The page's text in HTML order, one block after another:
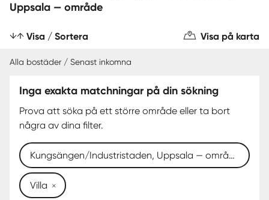
Uppsala — område
Visa / Sortera Visa på karta
Alla bostäder / Senast inkomna
Inga exakta matchningar på din sökning
Prova att söka på ett större område eller ta bort
några av dina filter.
Kungsängen/Industristaden, Uppsala — område
Villa